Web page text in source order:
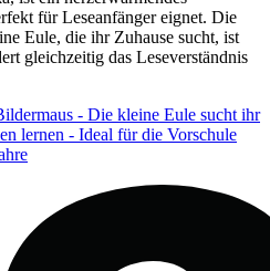
für Leseanfänger eignet. Die
Eule, die ihr Zuhause sucht, ist
gleichzeitig das Leseverständnis
- Die kleine Eule sucht ihr
lernen - Ideal für die Vorschule